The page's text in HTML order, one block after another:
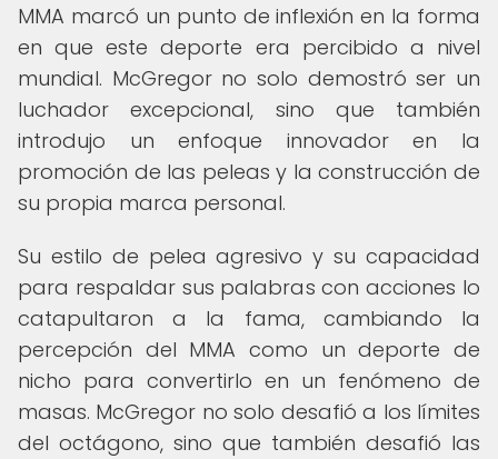
MMA marcó un punto de inflexión en la forma
en que este deporte era percibido a nivel
mundial. McGregor no solo demostró ser un
luchador excepcional, sino que también
introdujo un enfoque innovador en la
promoción de las peleas y la construcción de
su propia marca personal.
Su estilo de pelea agresivo y su capacidad
para respaldar sus palabras con acciones lo
catapultaron a la fama, cambiando la
percepción del MMA como un deporte de
nicho para convertirlo en un fenómeno de
masas. McGregor no solo desafió a los límites
del octágono, sino que también desafió las